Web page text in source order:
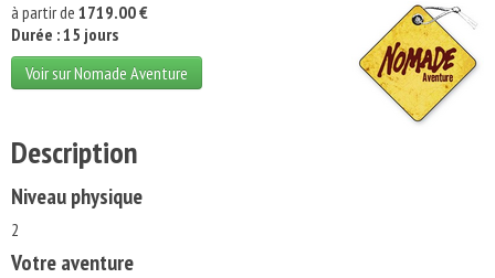
à partir de 1719.00 €
Durée : 15 jours
Voir sur Nomade Aventure
Description
Niveau physique
2
Votre aventure